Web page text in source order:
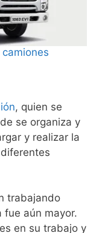
, quien se
se organiza y
y realizar la
trabajando
fue aún mayor.
en su trabajo y